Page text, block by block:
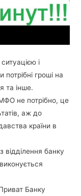
і
гроші на
та інше.
МФО не потрібно, це
аж до
країни в
відділення банку
Банку